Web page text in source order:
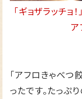
「ギョザラッチ
「アフロきゃべ
ったです。たっぷ